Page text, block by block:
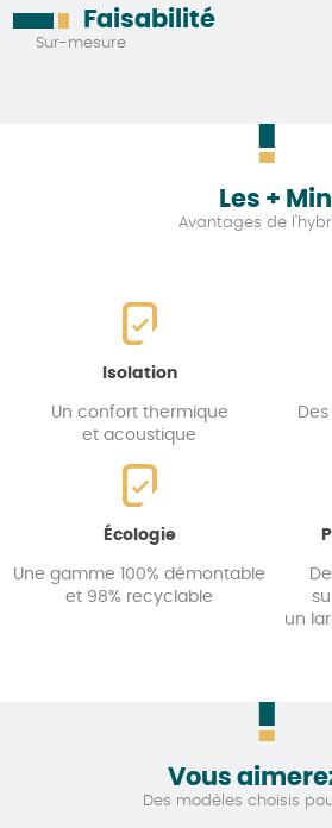
Faisabilité
Sur-mesure
Les +
Avantages de
Isolation
Un confort thermique
et acoustique
Écologie
Une gamme 100% démontable
et 98% recyclable
un
Vous
Des modèles choisis